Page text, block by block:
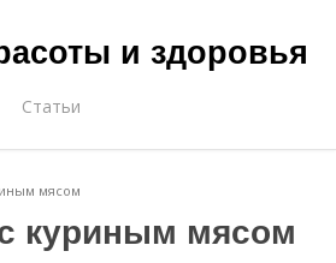
и здоровья
Статьи
мясом
куриным мясом